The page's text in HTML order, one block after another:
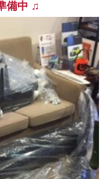
備中 ♫